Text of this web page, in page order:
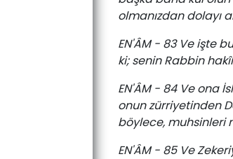
olmanızdan dolayı
EN'ÂM - 83 Ve işte
ki; senin Rabbin
EN'ÂM - 84 Ve ona
onun zürriyetinden
böylece, muhsinleri
EN'ÂM - 85 Ve